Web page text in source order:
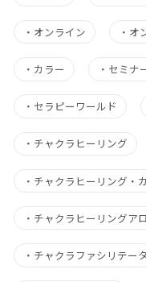
・ オンライン ・ オ
・ カラー ・ セミナ
・ セラピーワールド
・ チャクラヒーリング
・ チャクラヒーリング・
・ チャクラヒーリングア
・ チャクラファシリテー